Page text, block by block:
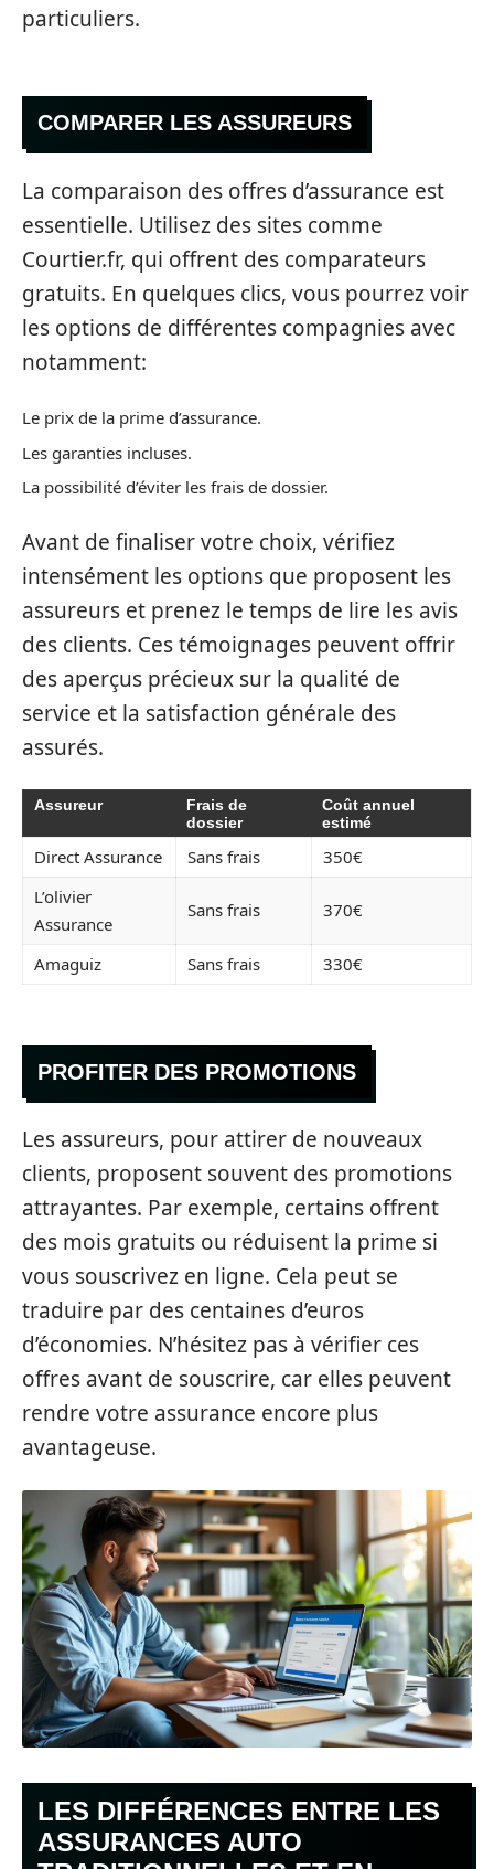
particuliers.
COMPARER LES ASSUREURS
La comparaison des offres d’assurance est
essentielle. Utilisez des sites comme
Courtier.fr, qui offrent des comparateurs
gratuits. En quelques clics, vous pourrez voir
les options de différentes compagnies avec
notamment:
Le prix de la prime d’assurance.
Les garanties incluses.
La possibilité d’éviter les frais de dossier.
Avant de finaliser votre choix, vérifiez
intensément les options que proposent les
assureurs et prenez le temps de lire les avis
des clients. Ces témoignages peuvent offrir
des aperçus précieux sur la qualité de
service et la satisfaction générale des
assurés.
Assureur
Frais de
dossier
Coût annuel
estimé
Direct Assurance Sans frais
350€
L’olivier
Assurance
Sans frais 370€
Amaguiz Sans frais 330€
PROFITER DES PROMOTIONS
Les assureurs, pour attirer de nouveaux
clients, proposent souvent des promotions
attrayantes. Par exemple, certains offrent
des mois gratuits ou réduisent la prime si
vous souscrivez en ligne. Cela peut se
traduire par des centaines d’euros
d’économies. N’hésitez pas à vérifier ces
offres avant de souscrire, car elles peuvent
rendre votre assurance encore plus
avantageuse.
LES DIFFÉRENCES ENTRE LES
ASSURANCES AUTO